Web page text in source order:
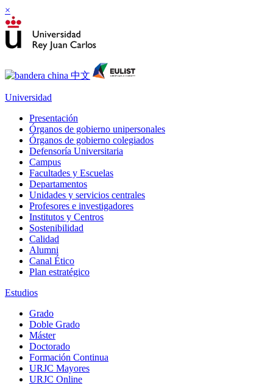
×
Universidad
Presentación
Órganos de gobierno unipersonales
Órganos de gobierno colegiados
Defensoría Universitaria
Campus
Facultades y Escuelas
Departamentos
Unidades y servicios centrales
Profesores e investigadores
Institutos y Centros
Sostenibilidad
Calidad
Alumni
Canal Ético
Plan estratégico
Estudios
Grado
Doble Grado
Máster
Doctorado
Formación Continua
URJC Mayores
URJC Online